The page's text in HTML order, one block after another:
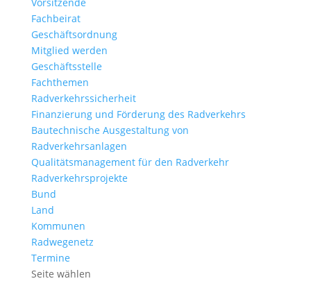
Fachbeirat
Geschäftsordnung
Mitglied werden
Geschäftsstelle
Fachthemen
Radverkehrssicherheit
Finanzierung und Förderung des Radverkehrs
Bautechnische Ausgestaltung von
Radverkehrsanlagen
Qualitätsmanagement für den Radverkehr
Radverkehrsprojekte
Bund
Land
Kommunen
Radwegenetz
Termine
Seite wählen